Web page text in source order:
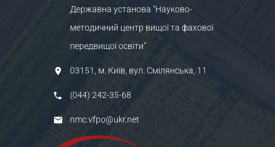
Державна установа "Науково-
методичний центр вищої та фахової
передвищої освіти"
03151, м. Київ, вул. Смілянська, 11
(044) 242-35-68
nmc.vfpo@ukr.net